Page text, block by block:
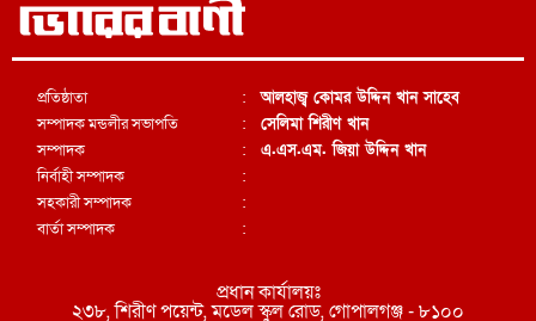
প্রতিষ্ঠাতা
সম্পাদক মন্ডলীর সভাপতি
সম্পাদক
নির্বাহী সম্পাদক
সহকারী সম্পাদক
বার্তা সম্পাদক
:
:
:
:
:
:
আলহাজ্ব কোমর উদ্দিন খান সাহেব
সেলিমা শিরীণ খান
এ.এস.এম. জিয়া উদ্দিন খান
প্রধান কার্যালয়ঃ
২৩৮, শিরীণ পয়েন্ট, মডেল স্কুল রোড, গোপালগঞ্জ - ৮১০০